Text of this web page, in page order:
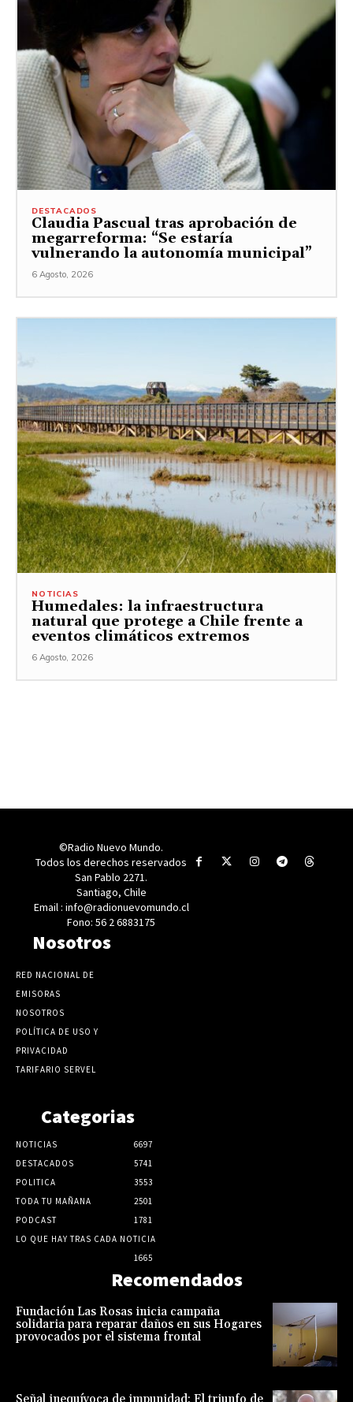
DESTACADOS
Claudia Pascual tras aprobación de
megarreforma: “Se estaría
vulnerando la autonomía municipal”
6 Agosto, 2026
NOTICIAS
Humedales: la infraestructura
natural que protege a Chile frente a
eventos climáticos extremos
6 Agosto, 2026
©Radio Nuevo Mundo.
Todos los derechos reservados
San Pablo 2271.
Santiago, Chile
Email : info@radionuevomundo.cl
Fono: 56 2 6883175
Nosotros
RED NACIONAL DE
EMISORAS
NOSOTROS
POLÍTICA DE USO Y
PRIVACIDAD
TARIFARIO SERVEL
Categorias
NOTICIAS
6697
DESTACADOS
5741
POLITICA
3553
TODA TU MAÑANA
2501
PODCAST
1781
LO QUE HAY TRAS CADA NOTICIA
1665
Recomendados
Fundación Las Rosas inicia campaña
solidaria para reparar daños en sus Hogares
provocados por el sistema frontal